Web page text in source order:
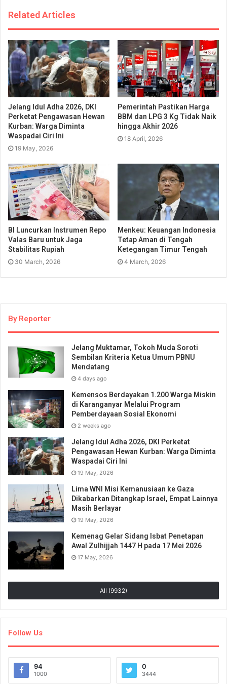
Related Articles
Jelang Idul Adha 2026, DKI
Perketat Pengawasan Hewan
Kurban: Warga Diminta
Waspadai Ciri Ini
19 May, 2026
Pemerintah Pastikan Harga
BBM dan LPG 3 Kg Tidak Naik
hingga Akhir 2026
18 April, 2026
BI Luncurkan Instrumen Repo
Valas Baru untuk Jaga
Stabilitas Rupiah
30 March, 2026
Menkeu: Keuangan Indonesia
Tetap Aman di Tengah
Ketegangan Timur Tengah
4 March, 2026
By Reporter
Jelang Muktamar, Tokoh Muda Soroti
Sembilan Kriteria Ketua Umum PBNU
Mendatang
4 days ago
Kemensos Berdayakan 1.200 Warga Miskin
di Karanganyar Melalui Program
Pemberdayaan Sosial Ekonomi
2 weeks ago
Jelang Idul Adha 2026, DKI Perketat
Pengawasan Hewan Kurban: Warga Diminta
Waspadai Ciri Ini
19 May, 2026
Lima WNI Misi Kemanusiaan ke Gaza
Dikabarkan Ditangkap Israel, Empat Lainnya
Masih Berlayar
19 May, 2026
Kemenag Gelar Sidang Isbat Penetapan
Awal Zulhijjah 1447 H pada 17 Mei 2026
17 May, 2026
All (9932)
Follow Us
94
1000
0
3444